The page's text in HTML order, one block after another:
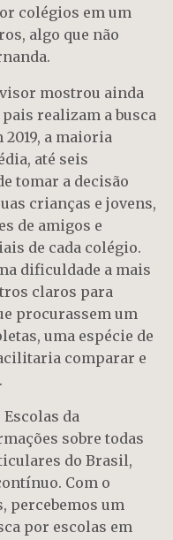
colégios em um
algo que não
mostrou ainda
realizam a busca
a maioria
até seis
tomar a decisão
crianças e jovens,
de amigos e
de cada colégio.
dificuldade a mais
claros para
procurassem um
uma espécie de
comparar e
da
sobre todas
do Brasil,
Com o
percebemos um
por escolas em